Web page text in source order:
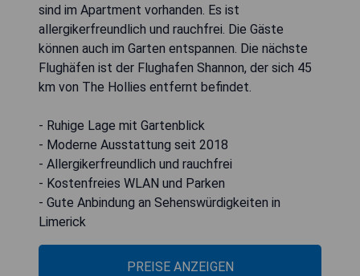
sind im Apartment vorhanden. Es ist
allergikerfreundlich und rauchfrei. Die Gäste
können auch im Garten entspannen. Die nächste
Flughäfen ist der Flughafen Shannon, der sich 45
km von The Hollies entfernt befindet.
- Ruhige Lage mit Gartenblick
- Moderne Ausstattung seit 2018
- Allergikerfreundlich und rauchfrei
- Kostenfreies WLAN und Parken
- Gute Anbindung an Sehenswürdigkeiten in
Limerick
PREISE ANZEIGEN